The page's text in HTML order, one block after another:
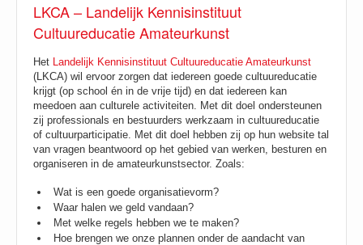
LKCA – Landelijk Kennisinstituut
Cultuureducatie Amateurkunst
Het Landelijk Kennisinstituut Cultuureducatie Amateurkunst
(LKCA) wil ervoor zorgen dat iedereen goede cultuureducatie
krijgt (op school én in de vrije tijd) en dat iedereen kan
meedoen aan culturele activiteiten. Met dit doel ondersteunen
zij professionals en bestuurders werkzaam in cultuureducatie
of cultuurparticipatie. Met dit doel hebben zij op hun website tal
van vragen beantwoord op het gebied van werken, besturen en
organiseren in de amateurkunstsector. Zoals:
Wat is een goede organisatievorm?
Waar halen we geld vandaan?
Met welke regels hebben we te maken?
Hoe brengen we onze plannen onder de aandacht van